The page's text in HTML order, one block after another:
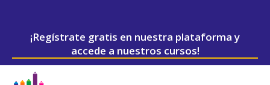
¡Regístrate gratis en nuestra plataforma y
accede a nuestros cursos!